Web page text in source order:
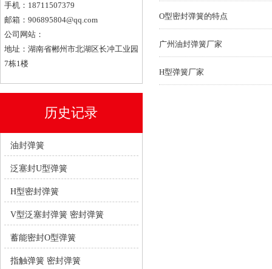
手机：18711507379
邮箱： 906895804@qq.com
公司网站：
地址：湖南省郴州市北湖区长冲工业园
7栋1楼
历史记录
油封弹簧
泛塞封U型弹簧
H型密封弹簧
V型泛塞封弹簧 密封弹簧
蓄能密封O型弹簧
指触弹簧 密封弹簧
O型密封弹簧的特点
广州油封弹簧厂家
H型弹簧厂家